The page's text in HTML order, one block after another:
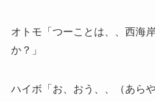
オトモ「つーことは、、西海
か？」
ハイボ「お、おう、、（あら